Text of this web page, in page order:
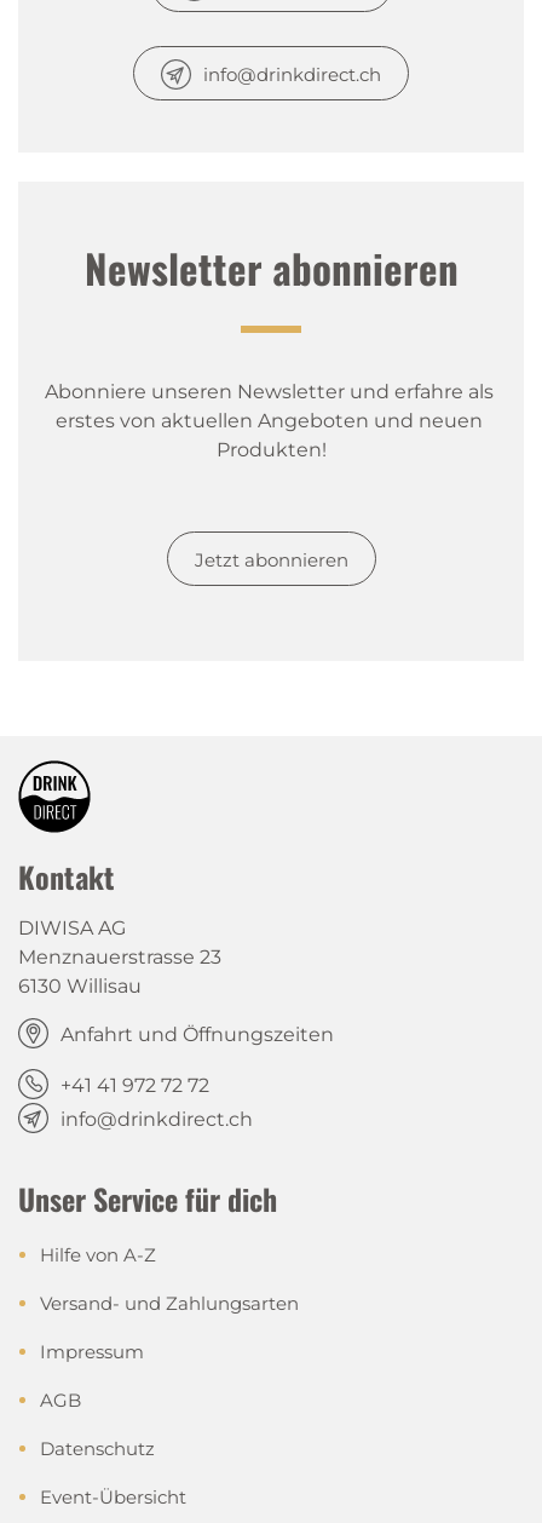
info@drinkdirect.ch
Newsletter abonnieren
Abonniere unseren Newsletter und erfahre als
erstes von aktuellen Angeboten und neuen
Produkten!
Jetzt abonnieren
Kontakt
DIWISA AG
Menznauerstrasse 23
6130 Willisau
Anfahrt und Öffnungszeiten
+41 41 972 72 72
info@drinkdirect.ch
Unser Service für dich
Hilfe von A-Z
Versand- und Zahlungsarten
Impressum
AGB
Datenschutz
Event-Übersicht